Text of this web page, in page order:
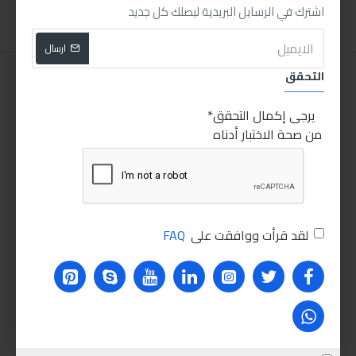
اشترك في الرسايل البريدية ليصلك كل جديد
ارسال
التحقق
يرجى إكمال التحقق
من صحة الاختبار أدناه
لقد قرأت ووافقت على FAQ